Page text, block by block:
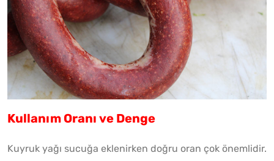
Kullanım Oranı ve Denge
Kuyruk yağı sucuğa eklenirken doğru oran çok önemlidir.